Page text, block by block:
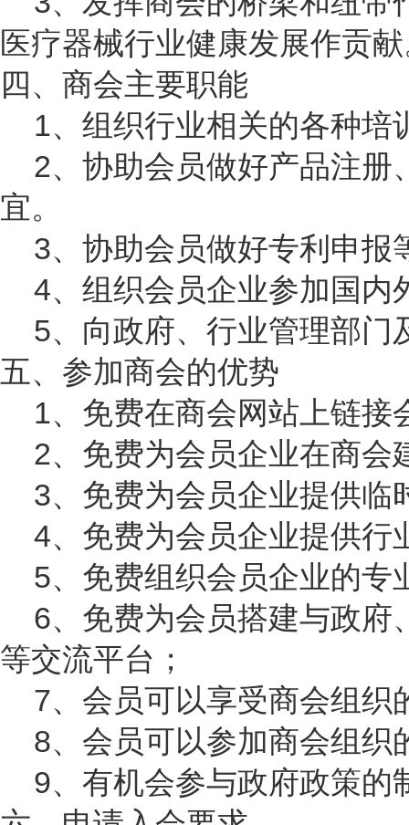
医疗器械行业健康发展作贡
四、商会主要职能
1、组织行业相关的各种培
2、协助会员做好产品注册
宜。
3、协助会员做好专利申报
4、组织会员企业参加国内
5、向政府、行业管理部门
五、参加商会的优势
1、免费在商会网站上链接
2、免费为会员企业在商会
3、免费为会员企业提供临
4、免费为会员企业提供行
5、免费组织会员企业的专
6、免费为会员搭建与政府
等交流平台；
7、会员可以享受商会组织
8、会员可以参加商会组织
9、有机会参与政府政策的